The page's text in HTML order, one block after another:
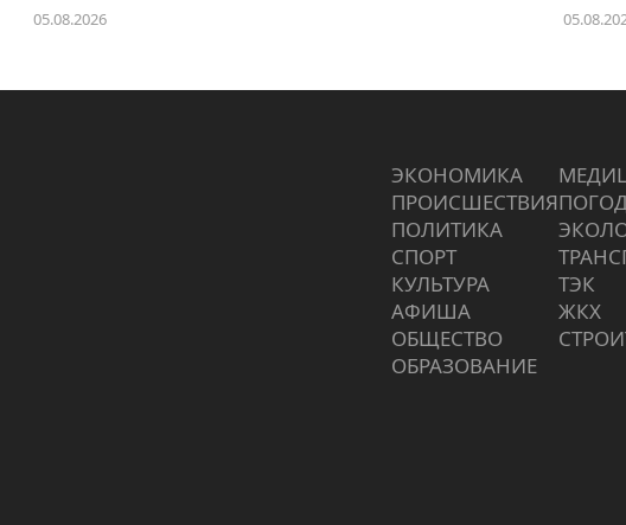
05.08.2026
ЭКОНОМИКА
ПРОИCШЕСТВИЯ
ПОЛИТИКА
СПОРТ
КУЛЬТУРА
АФИША
ОБЩЕСТВО
ОБРАЗОВАНИЕ
ТЭК
ЖКХ